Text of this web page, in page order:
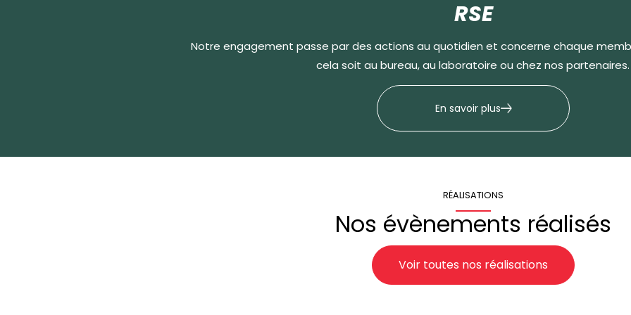
RSE
Notre engagement passe par des actions au quotidien et concerne chaque
cela soit au bureau, au laboratoire ou chez nos partenaires.
En savoir plus
RÉALISATIONS
Nos évènements réalisés
Voir toutes nos réalisations